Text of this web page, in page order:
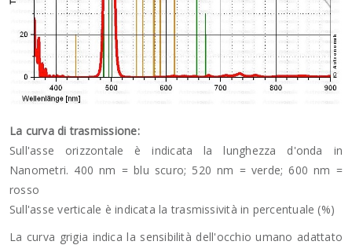
La curva di trasmissione:
Sull'asse orizzontale è indicata la lunghezza d'onda in
Nanometri. 400 nm = blu scuro; 520 nm = verde; 600 nm =
rosso
Sull'asse verticale è indicata la trasmissività in percentuale (%)
La curva grigia indica la sensibilità dell'occhio umano adattato